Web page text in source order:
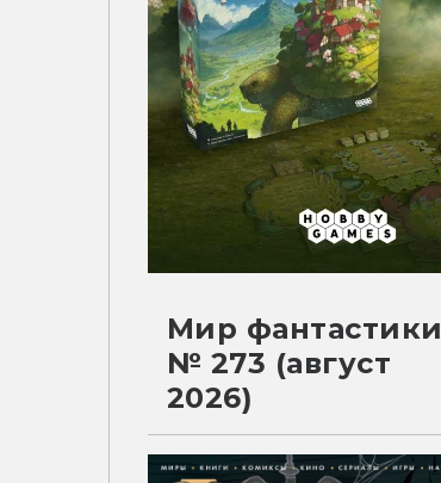
Мир фантастики
№ 273 (август
2026)